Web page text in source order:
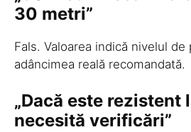
30 metri”
Fals. Valoarea indică nivelul
adâncimea reală recomandată.
„Dacă este rezistent
necesită verificări”